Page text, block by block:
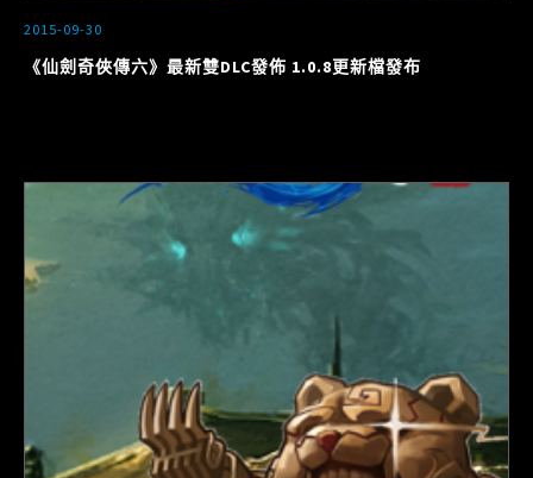
2015-09-30
《仙劍奇俠傳六》最新雙DLC發佈 1.0.8更新檔發布